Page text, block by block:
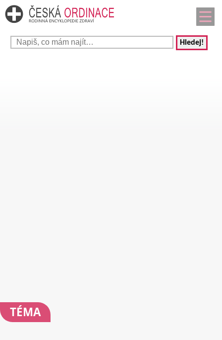
Hledej!
TÉMA